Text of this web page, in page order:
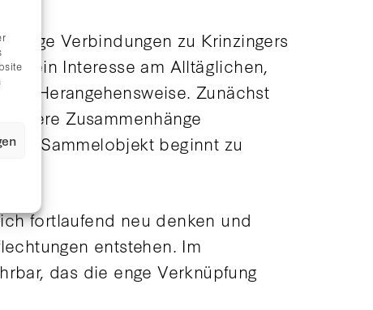
Verbindungen zu Krinzingers
sein Interesse am Alltäglichen,
Herangehensweise. Zunächst
Zusammenhänge
Sammelobjekt beginnt zu
fortlaufend neu denken und
entstehen. Im
das die enge Verknüpfung